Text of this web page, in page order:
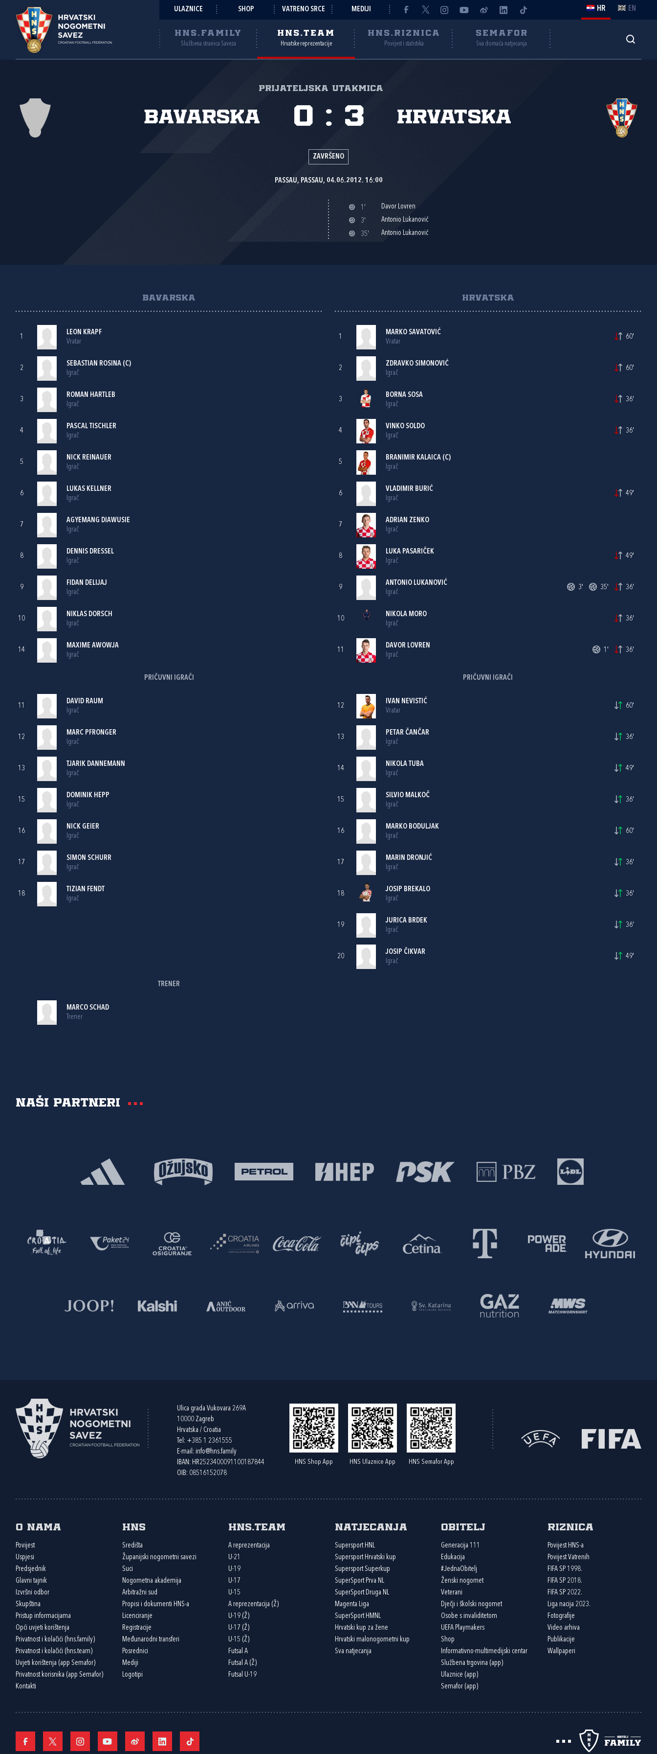
ULAZNICE SHOP VATRENO SRCE MEDIJI HR EN
HNS.FAMILY
Službena stranica Saveza
HNS.TEAM
Hrvatske reprezentacije
HNS.RIZNICA
Povijest i statistika
SEMAFOR
Sva domaća natjecanja
Prijateljska utakmica
Bavarska Hrvatska
0 : 3
ZAVRŠENO
PASSAU, PASSAU, 04.06.2012. 16:00
1'
Davor Lovren
3'
Antonio Lukanović
35'
Antonio Lukanović
BAVARSKA
1
LEON KRAPF
Vratar
2
SEBASTIAN ROSINA (C)
Igrač
3
ROMAN HARTLEB
Igrač
4
PASCAL TISCHLER
Igrač
5
NICK REINAUER
Igrač
6
LUKAS KELLNER
Igrač
7
AGYEMANG DIAWUSIE
Igrač
8
DENNIS DRESSEL
Igrač
9
FIDAN DELIJAJ
Igrač
10
NIKLAS DORSCH
Igrač
14
MAXIME AWOWJA
Igrač
PRIČUVNI IGRAČI
11
DAVID RAUM
Igrač
12
MARC PFRONGER
Igrač
13
TJARIK DANNEMANN
Igrač
15
DOMINIK HEPP
Igrač
16
NICK GEIER
Igrač
17
SIMON SCHURR
Igrač
18
TIZIAN FENDT
Igrač
TRENER
MARCO SCHAD
Trener
HRVATSKA
1
MARKO SAVATOVIĆ
Vratar
60'
2
ZDRAVKO SIMONOVIĆ
Igrač
60'
3
BORNA SOSA
Igrač
36'
4
VINKO SOLDO
Igrač
36'
5
BRANIMIR KALAICA(C)
Igrač
6
VLADIMIR BURIĆ
Igrač
49'
7
ADRIAN ZENKO
Igrač
8
LUKA PASARIČEK
Igrač
49'
9
ANTONIO LUKANOVIĆ
Igrač
3' 35' 36'
10
NIKOLA MORO
Igrač
36'
11
DAVOR LOVREN
Igrač
1' 36'
PRIČUVNI IGRAČI
12
IVAN NEVISTIĆ
Vratar
60'
13
PETAR ČANČAR
Igrač
36'
14
NIKOLA TUBA
Igrač
49'
15
SILVIO MALKOČ
Igrač
36'
16
MARKO BODULJAK
Igrač
60'
17
MARIN DRONJIĆ
Igrač
36'
18
JOSIP BREKALO
Igrač
36'
19
JURICA BRDEK
Igrač
36'
20
JOSIP ČIKVAR
Igrač
49'
Naši partneri
Ulica grada Vukovara 269A
10000 Zagreb
Hrvatska / Croatia
Tel: +385 1 2361555
E-mail: info@hns.family
IBAN: HR2523400091100187844
OIB: 08516152078
HNS Shop App HNS Ulaznice App HNS Semafor App
O nama
Povijest
Uspjesi
Predsjednik
Glavni tajnik
Izvršni odbor
Skupština
Pristup informacijama
Opći uvjeti korištenja
Privatnost i kolačići (hns.family)
Privatnost i kolačići (hns.team)
Uvjeti korištenja (app Semafor)
Privatnost korisnika (app Semafor)
Kontakti
HNS
Središta
Županijski nogometni savezi
Suci
Nogometna akademija
Arbitražni sud
Propisi i dokumenti HNS-a
Licenciranje
Registracije
Međunarodni transferi
Posrednici
Mediji
Logotipi
HNS.team
A reprezentacija
U-21
U-19
U-17
U-15
A reprezentacija (Ž)
U-19 (Ž)
U-17 (Ž)
U-15 (Ž)
Futsal A
Futsal A (Ž)
Futsal U-19
Natjecanja
Supersport HNL
Supersport Hrvatski kup
Supersport Superkup
SuperSport Prva NL
SuperSport Druga NL
Magenta Liga
SuperSport HMNL
Hrvatski kup za žene
Hrvatski malonogometni kup
Sva natjecanja
Obitelj
Generacija 111
Edukacija
#JednaObitelj
Ženski nogomet
Veterani
Dječji i školski nogomet
Osobe s invaliditetom
UEFA Playmakers
Shop
Informativno-multimedijski centar
Službena trgovina (app)
Ulaznice (app)
Semafor (app)
Riznica
Povijest HNS-a
Povijest Vatrenih
FIFA SP 1998.
FIFA SP 2018.
FIFA SP 2022.
Liga nacija 2023.
Fotografije
Video arhiva
Publikacije
Wallpaperi